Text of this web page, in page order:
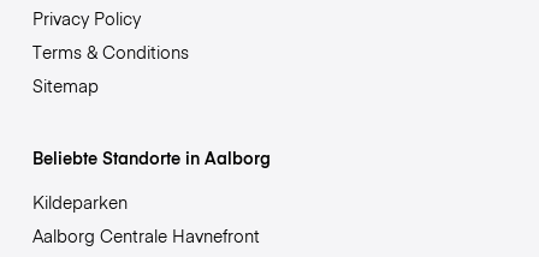
Privacy Policy
Terms & Conditions
Sitemap
Beliebte Standorte in Aalborg
Kildeparken
Aalborg Centrale Havnefront